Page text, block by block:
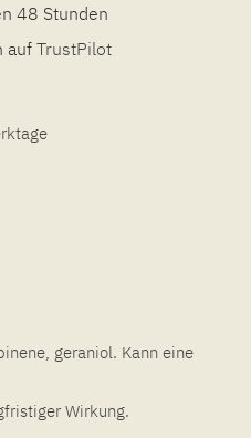
48 Stunden
aufTrustPilot
geraniol. Kann eine
Wirkung.